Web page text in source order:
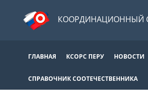
КООРДИНАЦИОННЫЙ
ГЛАВНАЯ КСОРС ПЕРУ НОВОСТИ
СПРАВОЧНИК СООТЕЧЕСТВЕННИКА